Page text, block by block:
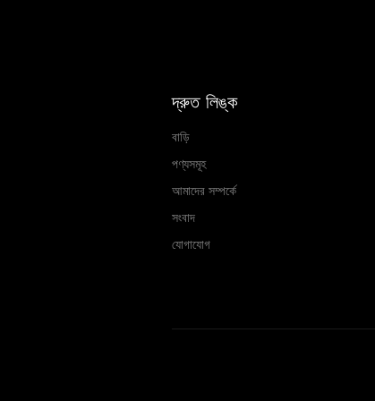
দ্রুত লিঙ্ক
বাড়ি
পণ্যসমূহ
আমাদের সম্পর্কে
সংবাদ
যোগাযোগ